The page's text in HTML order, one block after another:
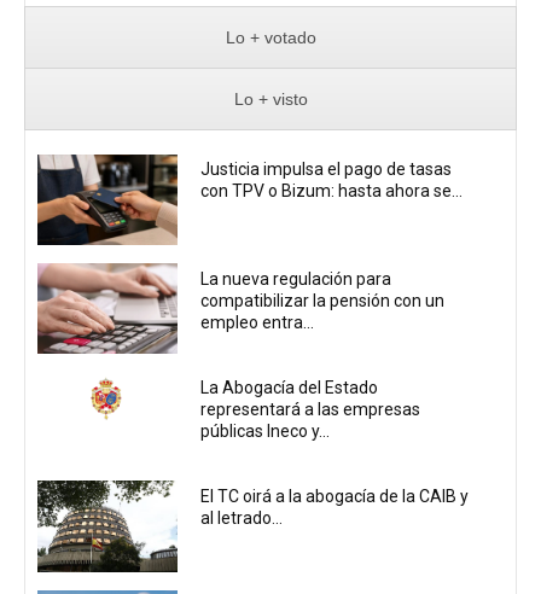
Lo + votado
Lo + visto
Justicia impulsa el pago de tasas
con TPV o Bizum: hasta ahora se...
La nueva regulación para
compatibilizar la pensión con un
empleo entra...
La Abogacía del Estado
representará a las empresas
públicas Ineco y...
El TC oirá a la abogacía de la CAIB y
al letrado...